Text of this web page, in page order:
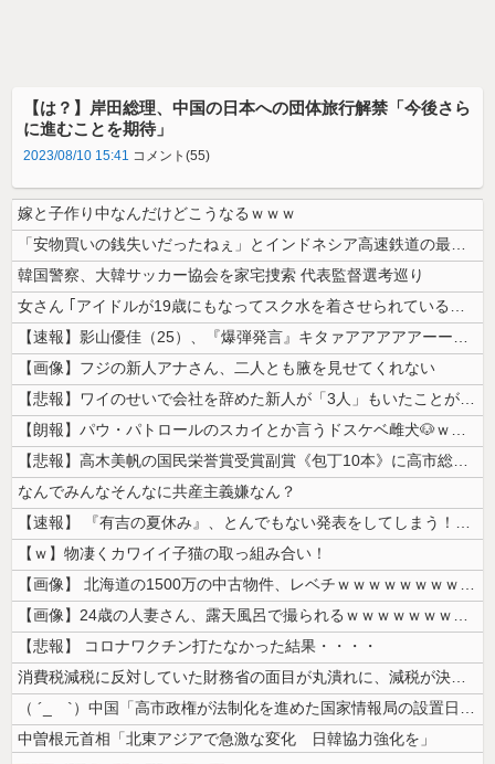
【は？】岸田総理、中国の日本への団体旅行解禁「今後さら
に進むことを期待」
2023/08/10 15:41 コメント(55)
嫁と子作り中なんだけどこうなるｗｗｗ
「安物買いの銭失いだったねぇ」とインドネシア高速鉄道の最終処分に日本側...
韓国警察、大韓サッカー協会を家宅捜索 代表監督選考巡り
女さん ｢アイドルが19歳にもなってスク水を着させられている！｣⇒結果...
【速報】影山優佳（25）、『爆弾発言』キタァアアアアアーーーーー！！
【画像】フジの新人アナさん、二人とも腋を見せてくれない
【悲報】ワイのせいで会社を辞めた新人が「3人」もいたことが発覚ｗｗｗｗ...
【朗報】パウ・パトロールのスカイとか言うドスケベ雌犬🐶ｗｗｗｗｗｗｗ...
【悲報】高木美帆の国民栄誉賞受賞副賞《包丁10本》に高市総理の名前も刻...
なんでみんなそんなに共産主義嫌なん？
【速報】 『有吉の夏休み』、とんでもない発表をしてしまう！！！！！
【ｗ】物凄くカワイイ子猫の取っ組み合い！
【画像】 北海道の1500万の中古物件、レベチｗｗｗｗｗｗｗｗｗｗｗｗ...
【画像】24歳の人妻さん、露天風呂で撮られるｗｗｗｗｗｗｗｗｗｗｗｗ...
【悲報】 コロナワクチン打たなかった結果・・・・
消費税減税に反対していた財務省の面目が丸潰れに、減税が決まった途端に市...
（ ´_ゝ`）中国「高市政権が法制化を進めた国家情報局の設置日が7月3...
中曽根元首相「北東アジアで急激な変化 日韓協力強化を」